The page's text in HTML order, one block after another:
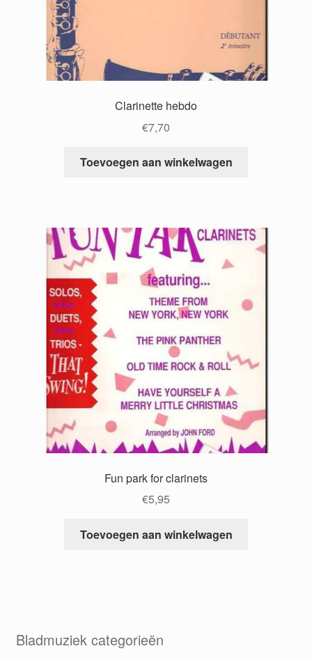
Clarinette hebdo
€7,70
Toevoegen aan winkelwagen
Fun park for clarinets
€5,95
Toevoegen aan winkelwagen
Bladmuziek categorieën